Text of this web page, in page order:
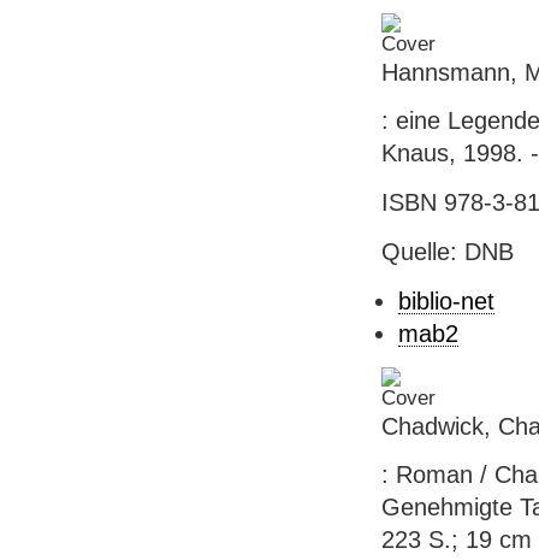
Hannsmann,
: eine
Knaus, 1998.
ISBN 978-3-
Quelle: DNB
biblio-net
mab2
Chadwick,
: Roman /
Genehmigte
223 S.; 19 cm